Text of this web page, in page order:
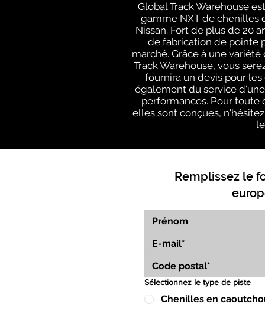
Global Track Warehouse
gamme NXT de chenilles
Nissan. Fort de plus de 20
de fabrication de pointe
marché. Grâce à une
Track Warehouse, vous
fournira un devis pour
également du service
performances. Pour
elles sont conçues,
Remplissez le
Sélectionnez le type de piste
Chenilles en